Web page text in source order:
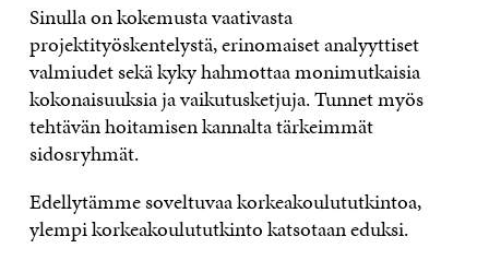
Sinulla on kokemusta vaativasta
projektityöskentelystä, erinomaiset analyyttiset
valmiudet sekä kyky hahmottaa monimutkaisia
kokonaisuuksia ja vaikutusketjuja. Tunnet myös
tehtävän hoitamisen kannalta tärkeimmät
sidosryhmät.
Edellytämme soveltuvaa korkeakoulututkintoa,
ylempi korkeakoulututkinto katsotaan eduksi.